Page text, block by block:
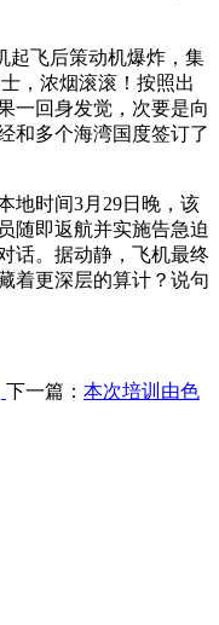
飞后策动机爆炸，集
，浓烟滚滚！按照出
一回身发觉，次要是向
和多个海湾国度签订了
时间3月29日晚，该
随即返航并实施告急迫
话。据动静，飞机最终
着更深层的算计？说句
下一篇： 本次培训由色